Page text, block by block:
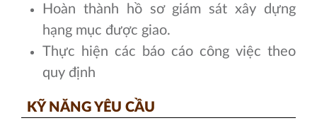
Hoàn thành hồ sơ giám sát xây dựng
hạng mục được giao.
Thực hiện các báo cáo công việc theo
quy định
KỸ NĂNG YÊU CẦU